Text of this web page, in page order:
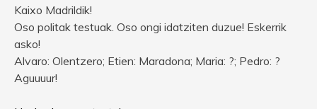
Kaixo Madrildik!
Oso politak testuak. Oso ongi idatziten duzue! Eskerrik
asko!
Alvaro: Olentzero; Etien: Maradona; Maria: ?; Pedro: ?
Aguuuur!